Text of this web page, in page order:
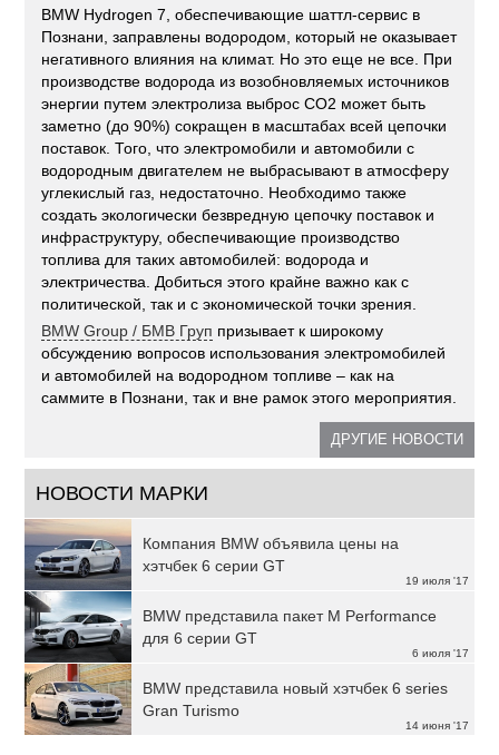
BMW Hydrogen 7, обеспечивающие шаттл-сервис в
Познани, заправлены водородом, который не оказывает
негативного влияния на климат. Но это еще не все. При
производстве водорода из возобновляемых источников
энергии путем электролиза выброс CO2 может быть
заметно (до 90%) сокращен в масштабах всей цепочки
поставок. Того, что электромобили и автомобили с
водородным двигателем не выбрасывают в атмосферу
углекислый газ, недостаточно. Необходимо также
создать экологически безвредную цепочку поставок и
инфраструктуру, обеспечивающие производство
топлива для таких автомобилей: водорода и
электричества. Добиться этого крайне важно как с
политической, так и с экономической точки зрения.
BMW Group / БМВ Груп призывает к широкому
обсуждению вопросов использования электромобилей
и автомобилей на водородном топливе – как на
саммите в Познани, так и вне рамок этого мероприятия.
ДРУГИЕ НОВОСТИ
НОВОСТИ МАРКИ
19 июля '17
Компания BMW объявила цены на
хэтчбек 6 серии GT
6 июля '17
BMW представила пакет M Performance
для 6 серии GT
14 июня '17
BMW представила новый хэтчбек 6 series
Gran Turismo